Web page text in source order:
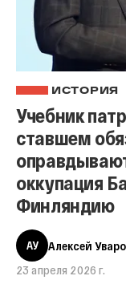
ИСТОРИЯ
Учебник
ставшем
оккупация
Финляндию
АУ
Алексей
23 апреля 2026 г.